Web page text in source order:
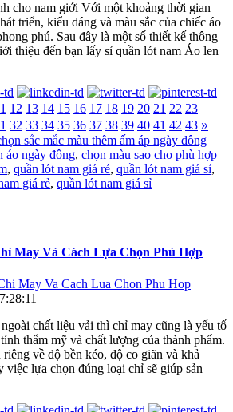
cho nam giới Với một khoảng thời gian
triển, kiểu dáng và màu sắc của chiếc áo
phú. Sau đây là một số thiết kế thông
thiệu đến bạn lấy sỉ quần lót nam Áo len
12 13 14 15 16 17 18 19 20 21 22 23
32 33 34 35 36 37 38 39 40 41 42 43 »
sắc mắc màu thêm ấm áp ngày đông
áo ngày đông, chọn màu sao cho phù hợp
, quần lót nam giá rẻ, quần lót nam giá sỉ,
giá rẻ, quần lót nam giá sỉ
May Và Cách Lựa Chọn Phù Hợp
chất liệu vải thì chỉ may cũng là yếu tố
thẩm mỹ và chất lượng của thành phẩm.
về độ bền kéo, độ co giãn và khả
việc lựa chọn đúng loại chỉ sẽ giúp sản